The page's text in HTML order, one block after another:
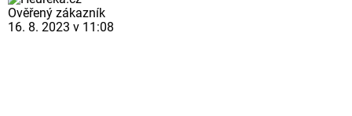
Ověřený zákazník
16. 8. 2023 v 11:08